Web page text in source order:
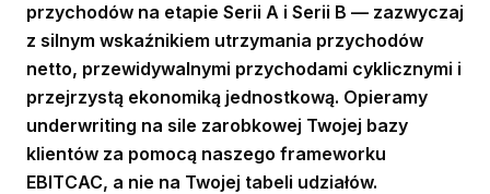
przychodów na etapie Serii A i Serii B — zazwyczaj
z silnym wskaźnikiem utrzymania przychodów
netto, przewidywalnymi przychodami cyklicznymi i
przejrzystą ekonomiką jednostkową. Opieramy
underwriting na sile zarobkowej Twojej bazy
klientów za pomocą naszego frameworku
EBITCAC, a nie na Twojej tabeli udziałów.